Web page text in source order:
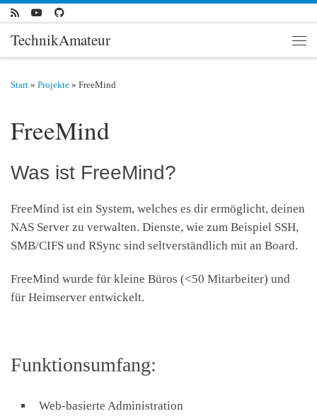
Zum Inhalt springen
TechnikAmateur
Start » Projekte » FreeMind
FreeMind
Was ist FreeMind?
FreeMind ist ein System, welches es dir ermöglicht, deinen
NAS Server zu verwalten. Dienste, wie zum Beispiel SSH,
SMB/CIFS und RSync sind seltverständlich mit an Board.
FreeMind wurde für kleine Büros (<50 Mitarbeiter) und
für Heimserver entwickelt.
Funktionsumfang:
Web-basierte Administration